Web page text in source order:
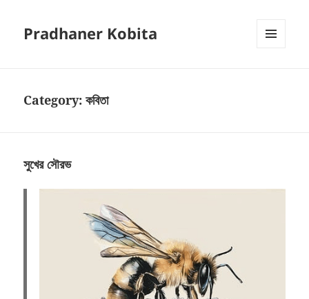
Pradhaner Kobita
Category:কবিতা
সুখের সৌরভ